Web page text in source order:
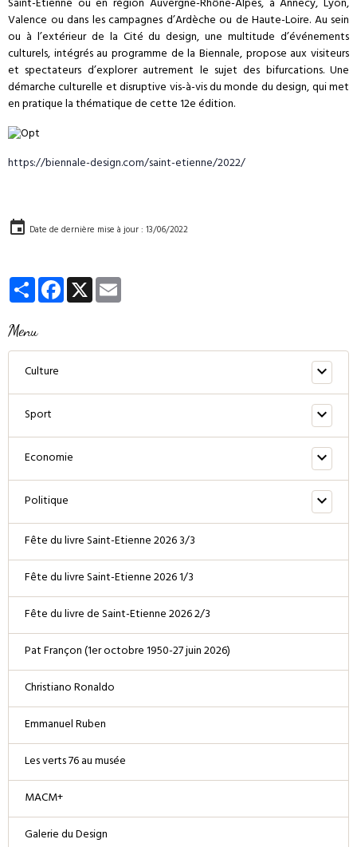
Saint-Étienne ou en région Auvergne-Rhône-Alpes, à Annecy, Lyon,
Valence ou dans les campagnes d’Ardèche ou de Haute-Loire. Au sein
ou à l’extérieur de la Cité du design, une multitude d’événements
culturels, intégrés au programme de la Biennale, propose aux visiteurs
et spectateurs d’explorer autrement le sujet des bifurcations. Une
démarche culturelle et disruptive vis-à-vis du monde du design, qui met
en pratique la thématique de cette 12e édition.
https://biennale-design.com/saint-etienne/2022/
Date de dernière mise à jour : 13/06/2022
PartagerFacebook
X
Menu
Culture
Sport
Economie
Politique
Fête du livre Saint-Etienne 2026 3/3
Fête du livre Saint-Etienne 2026 1/3
Fête du livre de Saint-Etienne 2026 2/3
Pat Françon (1er octobre 1950-27 juin 2026)
Christiano Ronaldo
Emmanuel Ruben
Les verts 76 au musée
MACM+
Galerie du Design